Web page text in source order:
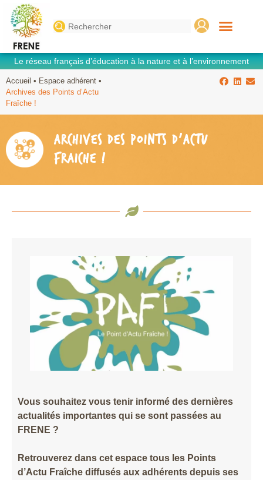
Search
for:
Le réseau français d’éducation à la nature et à l’environnement
Accueil • Espace adhérent •
Archives des Points d’Actu
Fraîche !
ARCHIVES DES POINTS D’ACTU
FRAÎCHE !
Vous souhaitez vous tenir informé des dernières
actualités importantes qui se sont passées au
FRENE ?
Retrouverez dans cet espace tous les Points
d’Actu Fraîche diffusés aux adhérents depuis ses